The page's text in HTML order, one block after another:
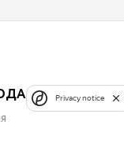
Privacy notice